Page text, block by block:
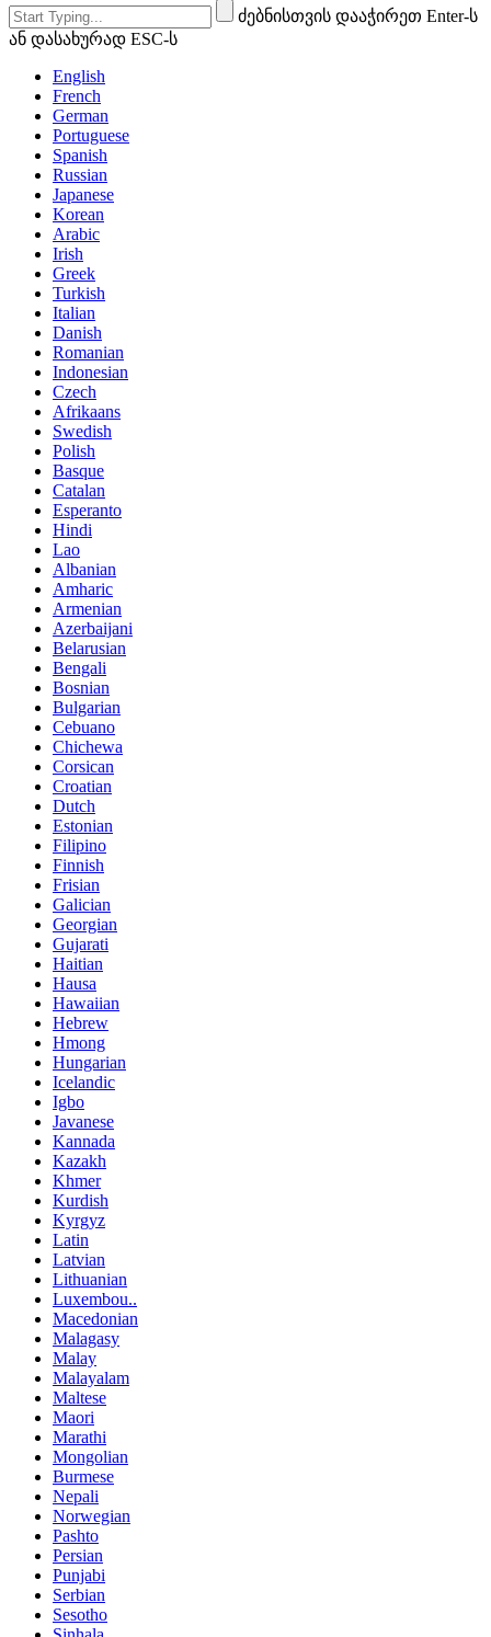
ძებნისთვის დააჭირეთ Enter-ს
ან დასახურად ESC-ს
English
French
German
Portuguese
Spanish
Russian
Japanese
Korean
Arabic
Irish
Greek
Turkish
Italian
Danish
Romanian
Indonesian
Czech
Afrikaans
Swedish
Polish
Basque
Catalan
Esperanto
Hindi
Lao
Albanian
Amharic
Armenian
Azerbaijani
Belarusian
Bengali
Bosnian
Bulgarian
Cebuano
Chichewa
Corsican
Croatian
Dutch
Estonian
Filipino
Finnish
Frisian
Galician
Georgian
Gujarati
Haitian
Hausa
Hawaiian
Hebrew
Hmong
Hungarian
Icelandic
Igbo
Javanese
Kannada
Kazakh
Khmer
Kurdish
Kyrgyz
Latin
Latvian
Lithuanian
Luxembou..
Macedonian
Malagasy
Malay
Malayalam
Maltese
Maori
Marathi
Mongolian
Burmese
Nepali
Norwegian
Pashto
Persian
Punjabi
Serbian
Sesotho